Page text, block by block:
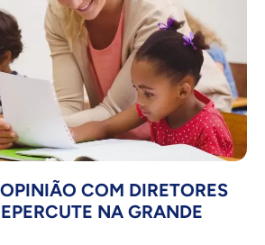
COM DIRETORES
NA GRANDE